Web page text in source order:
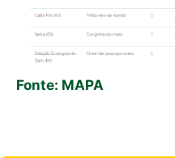
Fonte: MAPA